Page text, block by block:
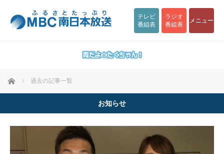
テレビ
番組表
ラジオ
番組表
メニュー
ホーム 過去の記事一覧
お知らせ